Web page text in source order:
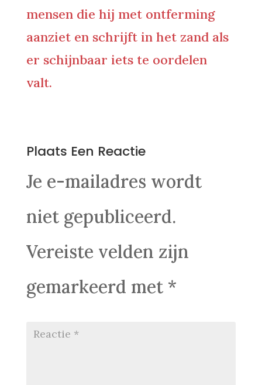
mensen die hij met ontferming
aanziet en schrijft in het zand als
er schijnbaar iets te oordelen
valt.
Plaats Een Reactie
Je e-mailadres wordt
niet gepubliceerd.
Vereiste velden zijn
gemarkeerd met *